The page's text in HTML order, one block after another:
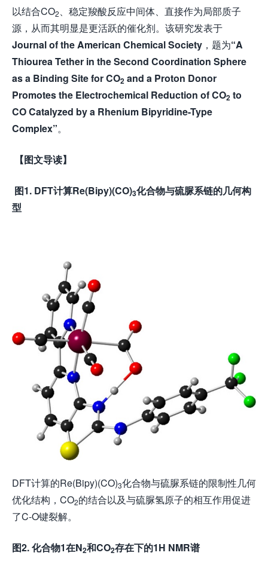
以结合CO2、稳定羧酸反应中间体、直接作为局部质子
源，从而其明显是更活跃的催化剂。该研究发表于
Journal of the American Chemical Society ，题为“A
Thiourea Tether in the Second Coordination Sphere
as a Binding Site for CO2 and a Proton Donor
Promotes the Electrochemical Reduction of CO2 to
CO Catalyzed by a Rhenium Bipyridine-Type
Complex”。
【图文导读】
图1. DFT计算Re(Bipy)(CO)3化合物与硫脲系链的几何构
型
DFT计算的Re(Bipy)(CO)3化合物与硫脲系链的限制性几何
优化结构，CO2的结合以及与硫脲氢原子的相互作用促进
了C-O键裂解。
图2.化合物1在N2和CO2存在下的1H NMR谱